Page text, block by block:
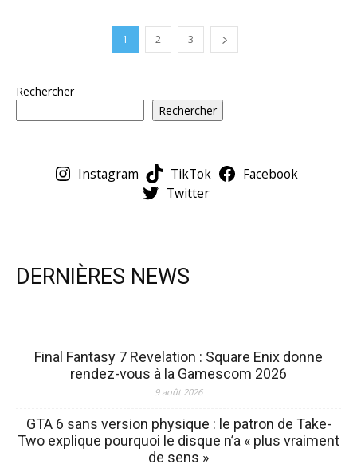
1 2 3
Rechercher
Rechercher
Instagram TikTok
Facebook
Twitter
DERNIÈRES NEWS
Final Fantasy 7 Revelation : Square Enix donne
rendez-vous à la Gamescom 2026
9 août 2026
GTA 6 sans version physique : le patron de Take-
Two explique pourquoi le disque n’a « plus vraiment
de sens »